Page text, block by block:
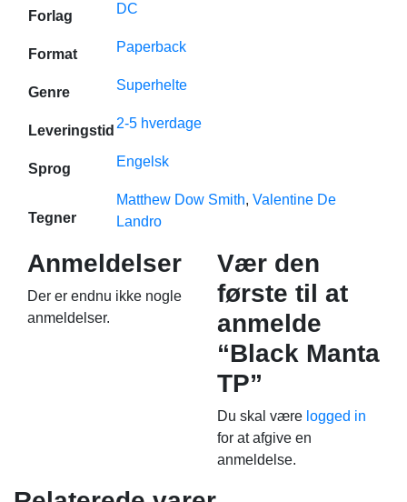
Forlag DC
Format Paperback
Genre Superhelte
Leveringstid 2-5 hverdage
Sprog Engelsk
Tegner
Matthew Dow Smith, Valentine De
Landro
Anmeldelser
Der er endnu ikke nogle
anmeldelser.
Vær den
første til at
anmelde
“Black Manta
TP”
Du skal være logged in
for at afgive en
anmeldelse.